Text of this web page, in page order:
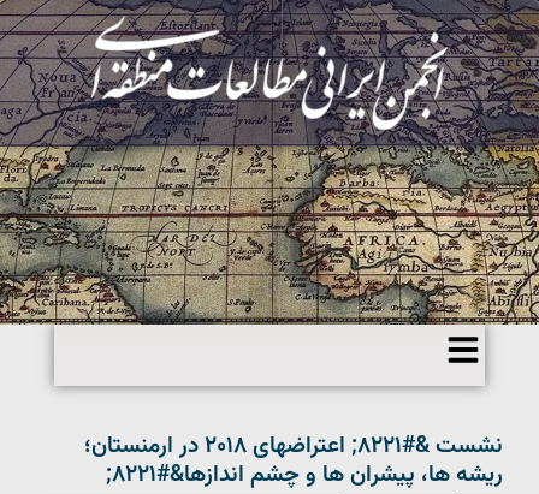
نشست &#۸۲۲۱; اعتراض­های ۲۰۱۸ در ارمنستان؛
ریشه ها، پیشران ها و چشم اندازها&#۸۲۲۱;